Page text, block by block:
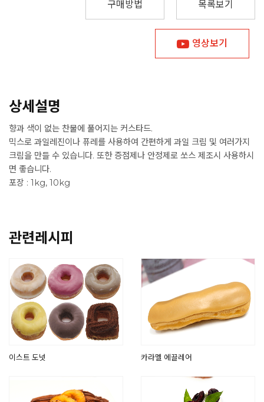
목록보기
구매방법
영상보기
상세설명
향과 색이 없는 찬물에 풀어지는 커스타드.
믹스로 과일레진이나 퓨레를 사용하여 간편하게 과일 크림 및 여러가지
크림을 만들 수 있습니다. 또한 증점제나 안정제로 쏘스 제조시 사용하시
면 좋습니다.
포장 : 1kg, 10kg
관련레시피
이스트 도넛 카라멜 에끌레어